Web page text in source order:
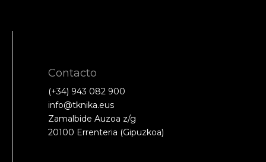
Contacto
(+34) 943 082 900
info@tknika.eus
Zamalbide Auzoa z/g
20100 Errenteria (Gipuzkoa)